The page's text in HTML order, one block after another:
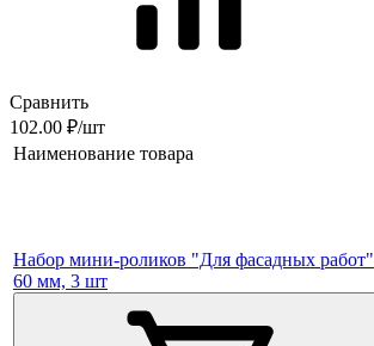
Сравнить
102.00 ₽/шт
Наименование товара
Набор мини-роликов "Для фасадных работ"
60 мм, 3 шт